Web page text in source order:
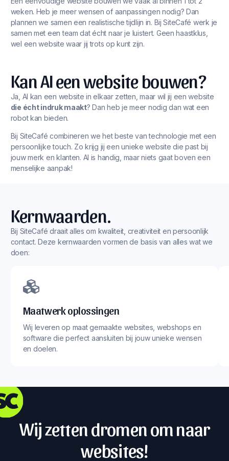
weken. Heb je meer wensen of aanpassingen nodig? Dan
plannen we samen een realistische tijdlijn in. Bij SiteCafé werk je
samen met een team dat écht naar je luistert. Geen haastklus,
wel een website waar jij trots op kunt zijn.
Kan AI een website bouwen?
Ja, AI kan een website in elkaar zetten, maar wil jij een website
die écht indruk maakt? Dan heb je meer nodig dan wat een
robot kan bieden.
Bij SiteCafé combineren we het beste van technologie met een
persoonlijke touch. Zo krijg jij een unieke website die past bij
jouw merk en klanten. AI is handig, maar niets gaat boven een
menselijke aanpak!
Kernwaarden.
Bij SiteCafé draait alles om kwaliteit, creativiteit en persoonlijk
contact. Deze kernwaarden vormen de basis van alles wat we
doen:
Maatwerk oplossingen
Wij leveren op maat gemaakte websites, webshops en
software die perfect aansluiten bij jouw unieke wensen
en doelen.
Wij zetten dromen om naar
websites!